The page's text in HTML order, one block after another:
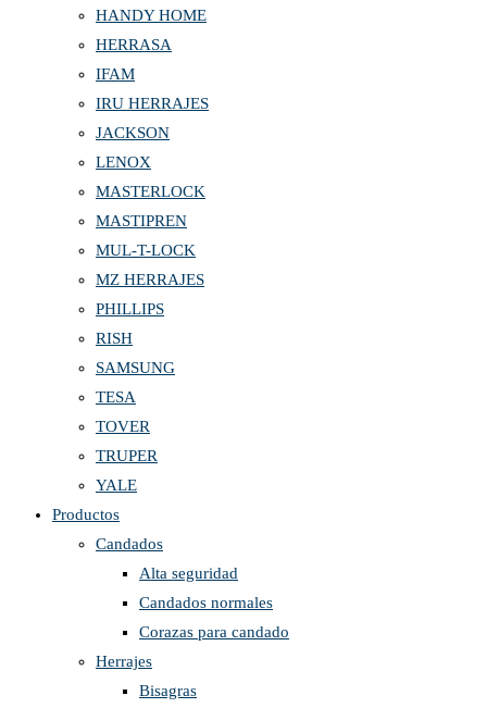
HANDY HOME
HERRASA
IFAM
IRU HERRAJES
JACKSON
LENOX
MASTERLOCK
MASTIPREN
MUL-T-LOCK
MZ HERRAJES
PHILLIPS
RISH
SAMSUNG
TESA
TOVER
TRUPER
YALE
Productos
Candados
Alta seguridad
Candados normales
Corazas para candado
Herrajes
Bisagras